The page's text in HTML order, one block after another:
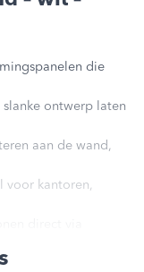
die
ontwerp laten
aan de wand,
voor kantoren,
direct via
zonder